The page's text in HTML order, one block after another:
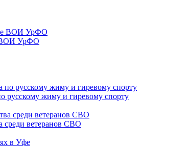
ВОИ УрФО
русскому жиму и гиревому спорту
среди ветеранов СВО